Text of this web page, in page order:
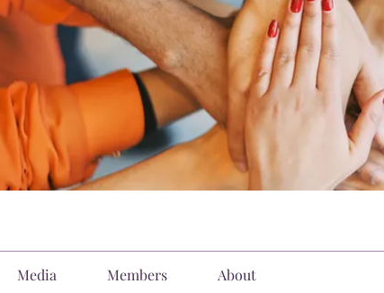
Media Members About